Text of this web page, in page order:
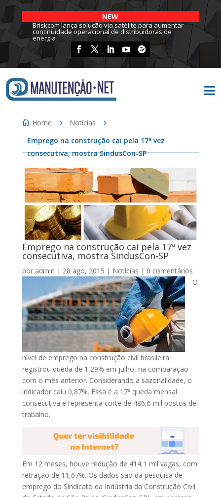
NEW
Briskcom lança solução via satélite para aumentar
continuidade operacional de distribuidoras de
energia

Home
Notícias
Emprego na construção cai pela 17ª vez
consecutiva, mostra SindusCon-SP
Emprego na construção cai pela 17ª vez
consecutiva, mostra SindusCon-SP
por admin | 28 ago, 2015 | Notícias | 0 comentários
O
nível de emprego na construção civil brasileira
registrou queda de 1,29% em julho, na comparação
com o mês anterior. Considerando a sazonalidade, o
indicador caiu 0,87%. Essa é a 17ª queda mensal
consecutiva e representa corte de 486,6 mil postos de
trabalho.
Em 12 meses, houve redução de 414,1 mil vagas, com
retração de 11,67%. Os dados são da pesquisa de
emprego do Sindicato da Indústria da Construção Civil